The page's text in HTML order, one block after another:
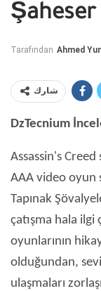
Şaheser
Tarafından Ahmed
شارك
DzTecnium
Assassin's Creed
AAA video oyun
Tapınak
çatışma hala ilgi
oyunlarının
olduğundan,
ulaşmaları